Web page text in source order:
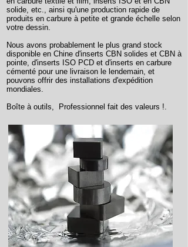
solide, etc., ainsi qu'une production rapide de
produits en carbure à petite et grande échelle selon
votre dessin.
Nous avons probablement le plus grand stock
disponible en Chine d'inserts CBN solides et CBN à
pointe, d'inserts ISO PCD et d'inserts en carbure
cémenté pour une livraison le lendemain, et
pouvons offrir des installations d'expédition
mondiales.
Boîte à outils,
Professionnel fait des valeurs !.